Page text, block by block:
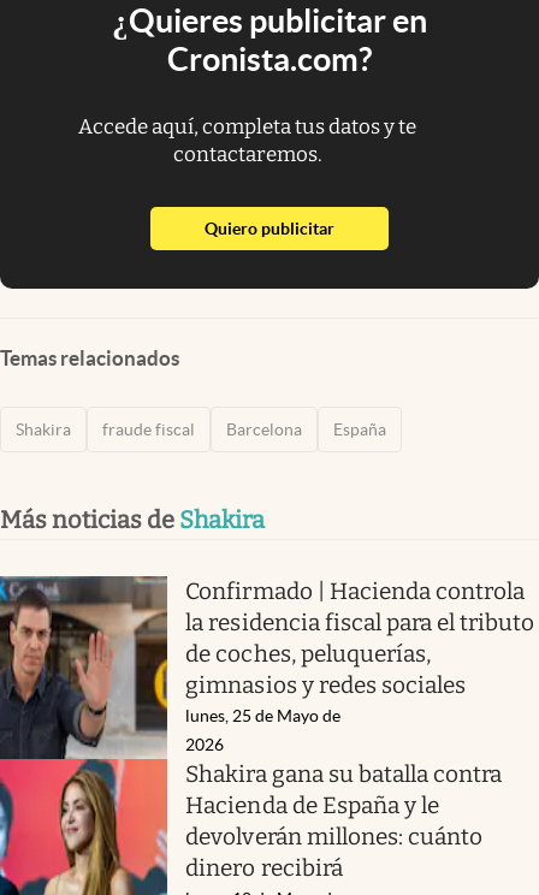
¿Quieres publicitar en
Cronista.com?
Accede aquí, completa tus datos y te
contactaremos.
Quiero publicitarabre en nueva pestaña
Temas relacionados
Shakira fraude fiscal Barcelona España
Más noticias de Shakira
Confirmado | Hacienda controla
la residencia fiscal para el tributo
de coches, peluquerías,
gimnasios y redes sociales
lunes, 25 de Mayo de
2026
Shakira gana su batalla contra
Hacienda de España y le
devolverán millones: cuánto
dinero recibirá